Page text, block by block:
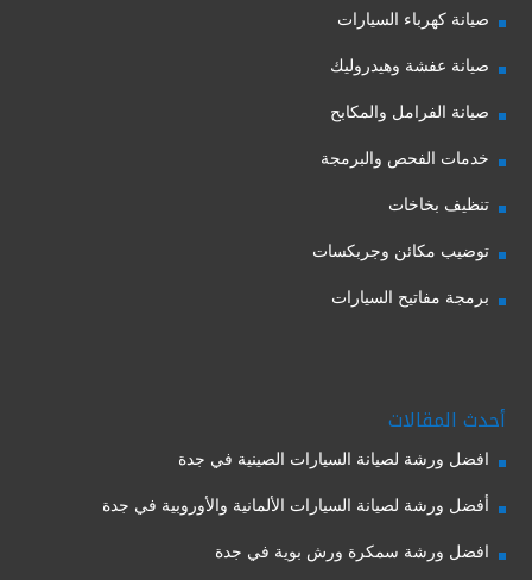
صيانة كهرباء السيارات
صيانة عفشة وهيدروليك
صيانة الفرامل والمكابح
خدمات الفحص والبرمجة
تنظيف بخاخات
توضيب مكائن وجربكسات
برمجة مفاتيح السيارات
أحدث المقالات
افضل ورشة لصيانة السيارات الصينية في جدة
أفضل ورشة لصيانة السيارات الألمانية والأوروبية في جدة
افضل ورشة سمكرة ورش بوية في جدة